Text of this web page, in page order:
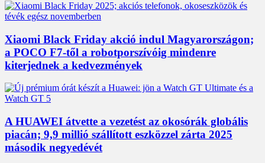
Xiaomi Black Friday akció indul Magyarországon;
a POCO F7-től a robotporszívóig mindenre
kiterjednek a kedvezmények
A HUAWEI átvette a vezetést az okosórák globális
piacán; 9,9 millió szállított eszközzel zárta 2025
második negyedévét